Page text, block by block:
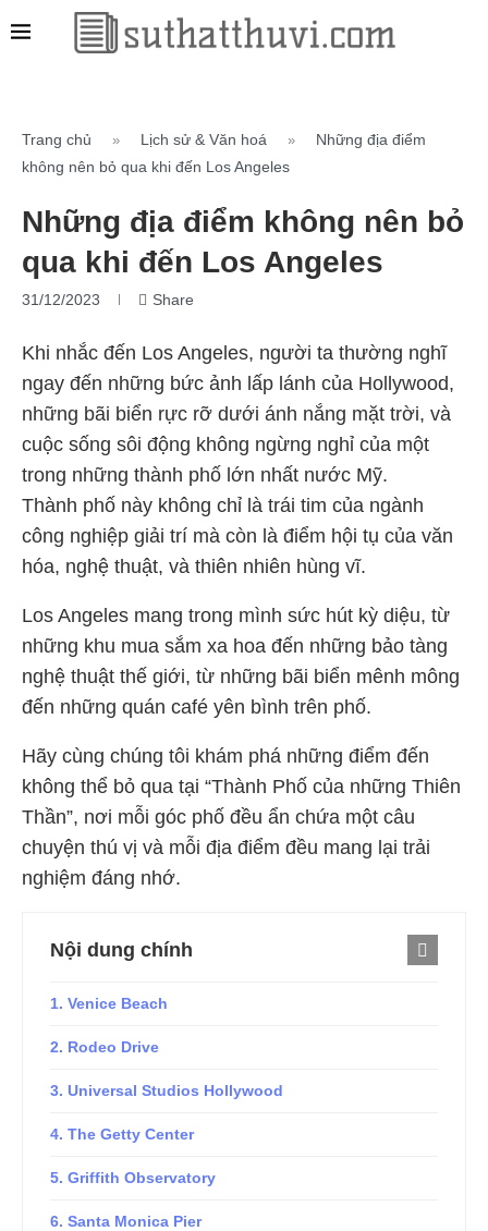
Trang chủ » Lịch sử & Văn hoá »
Những địa điểm
không nên bỏ qua khi đến Los Angeles
Những địa điểm không nên bỏ
qua khi đến Los Angeles
31/12/2023 Share
Khi nhắc đến Los Angeles, người ta thường nghĩ
ngay đến những bức ảnh lấp lánh của Hollywood,
những bãi biển rực rỡ dưới ánh nắng mặt trời, và
cuộc sống sôi động không ngừng nghỉ của một
trong những thành phố lớn nhất nước Mỹ.
Thành phố này không chỉ là trái tim của ngành
công nghiệp giải trí mà còn là điểm hội tụ của văn
hóa, nghệ thuật, và thiên nhiên hùng vĩ.
Los Angeles mang trong mình sức hút kỳ diệu, từ
những khu mua sắm xa hoa đến những bảo tàng
nghệ thuật thế giới, từ những bãi biển mênh mông
đến những quán café yên bình trên phố.
Hãy cùng chúng tôi khám phá những điểm đến
không thể bỏ qua tại “Thành Phố của những Thiên
Thần”, nơi mỗi góc phố đều ẩn chứa một câu
chuyện thú vị và mỗi địa điểm đều mang lại trải
nghiệm đáng nhớ.
Nội dung chính
1. Venice Beach
2. Rodeo Drive
3. Universal Studios Hollywood
4. The Getty Center
5. Griffith Observatory
6. Santa Monica Pier